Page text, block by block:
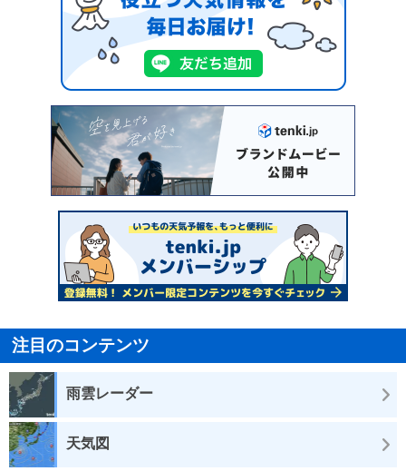
注目のコンテンツ
雨雲レーダー
天気図